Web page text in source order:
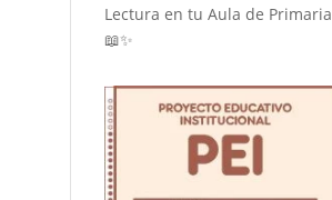
Lectura en tu Aula de Primaria
📖✨